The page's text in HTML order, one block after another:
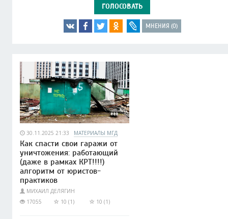
ГОЛОСОВАТЬ
МНЕНИЯ (0)
30.11.2025 21:33 МАТЕРИАЛЫ МГД
Как спасти свои гаражи от
уничтожения: работающий
(даже в рамках КРТ!!!!)
алгоритм от юристов-
практиков
МИХАИЛ ДЕЛЯГИН
17055
10 (1) 10 (1)